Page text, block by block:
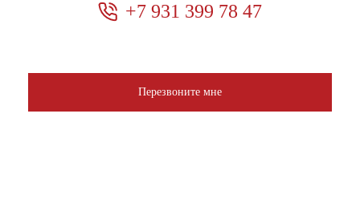
+7 931 399 78 47
Перезвоните мне